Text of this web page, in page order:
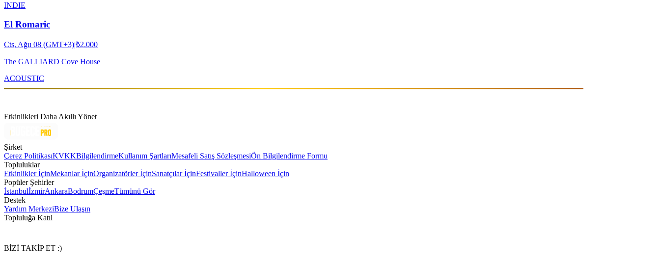
INDIE
El Romaric
Cts, Ağu 08 (GMT+3)|₺2.000
The GALLIARD Cove House
ACOUSTIC
Etkinlikleri Daha Akıllı Yönet
Şirket
Çerez PolitikasıKVKKBilgilendirmeKullanım ŞartlarıMesafeli Satış SözleşmesiÖn Bilgilendirme Formu
Topluluklar
Etkinlikler İçinMekanlar İçinOrganizatörler İçinSanatçılar İçinFestivaller İçinHalloween İçin
Popüler Şehirler
İstanbulİzmirAnkaraBodrumÇeşmeTümünü Gör
Destek
Yardım MerkeziBize Ulaşın
Topluluğa Katıl
BİZİ TAKİP ET :)